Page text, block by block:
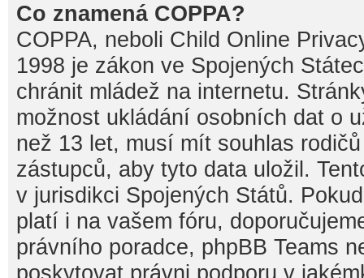
Co znamená COPPA?
COPPA, neboli Child Online
1998 je zákon ve Spojených
chránit mládež na internetu.
možnost ukládání osobních dat o
než 13 let, musí mít souhlas
zástupců, aby tyto data uložil.
v jurisdikci Spojených Států.
platí i na vašem fóru,
právního poradce, phpBB Teams